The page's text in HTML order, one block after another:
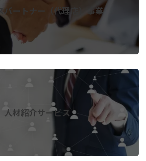
パートナー（代理店）事業
人材紹介サービス